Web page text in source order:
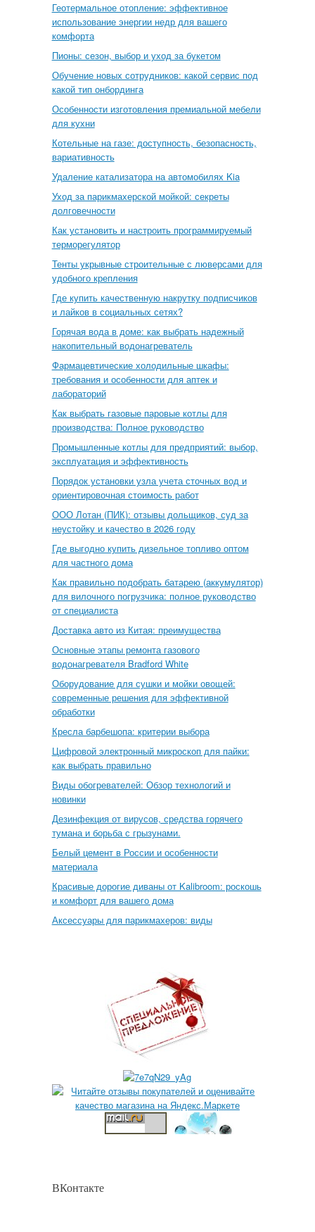
Геотермальное отопление: эффективное
использование энергии недр для вашего
комфорта
Пионы: сезон, выбор и уход за букетом
Обучение новых сотрудников: какой сервис под
какой тип онбординга
Особенности изготовления премиальной мебели
для кухни
Котельные на газе: доступность, безопасность,
вариативность
Удаление катализатора на автомобилях Kia
Уход за парикмахерской мойкой: секреты
долговечности
Как установить и настроить программируемый
терморегулятор
Тенты укрывные строительные с люверсами для
удобного крепления
Где купить качественную накрутку подписчиков
и лайков в социальных сетях?
Горячая вода в доме: как выбрать надежный
накопительный водонагреватель
Фармацевтические холодильные шкафы:
требования и особенности для аптек и
лабораторий
Как выбрать газовые паровые котлы для
производства: Полное руководство
Промышленные котлы для предприятий: выбор,
эксплуатация и эффективность
Порядок установки узла учета сточных вод и
ориентировочная стоимость работ
ООО Лотан (ПИК): отзывы дольщиков, суд за
неустойку и качество в 2026 году
Где выгодно купить дизельное топливо оптом
для частного дома
Как правильно подобрать батарею (аккумулятор)
для вилочного погрузчика: полное руководство
от специалиста
Доставка авто из Китая: преимущества
Основные этапы ремонта газового
водонагревателя Bradford White
Оборудование для сушки и мойки овощей:
современные решения для эффективной
обработки
Кресла барбешопа: критерии выбора
Цифровой электронный микроскоп для пайки:
как выбрать правильно
Виды обогревателей: Обзор технологий и
новинки
Дезинфекция от вирусов, средства горячего
тумана и борьба с грызунами.
Белый цемент в России и особенности
материала
Красивые дорогие диваны от Kalibroom: роскошь
и комфорт для вашего дома
Аксессуары для парикмахеров: виды
ВКонтакте